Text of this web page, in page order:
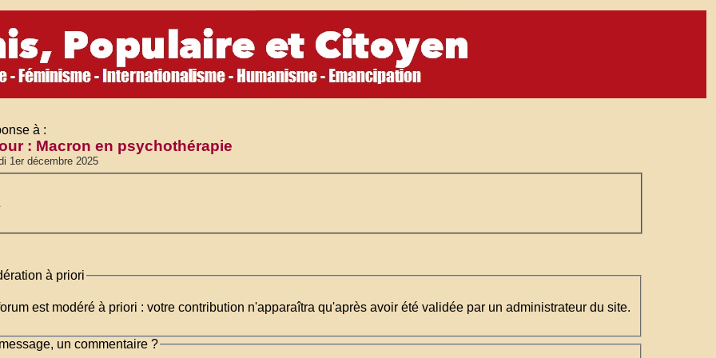
à :
: Macron en psychothérapie
1er décembre 2025
à priori
est modéré à priori : votre contribution n'apparaîtra qu'après avoir été validée par un administrateur du site.
un commentaire ?